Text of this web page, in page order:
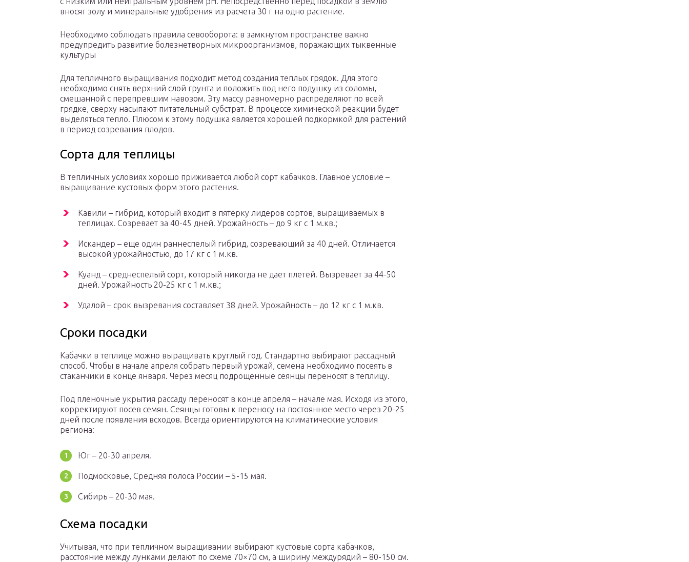
вносят золу и минеральные удобрения из расчета 30 г на одно растение.
Необходимо соблюдать правила севооборота: в замкнутом пространстве важно
предупредить развитие болезнетворных микроорганизмов, поражающих тыквенные
культуры
Для тепличного выращивания подходит метод создания теплых грядок. Для этого
необходимо снять верхний слой грунта и положить под него подушку из соломы,
смешанной с перепревшим навозом. Эту массу равномерно распределяют по всей
грядке, сверху насыпают питательный субстрат. В процессе химической реакции будет
выделяться тепло. Плюсом к этому подушка является хорошей подкормкой для растений
в период созревания плодов.
Сорта для теплицы
В тепличных условиях хорошо приживается любой сорт кабачков. Главное условие –
выращивание кустовых форм этого растения.
Кавили – гибрид, который входит в пятерку лидеров сортов, выращиваемых в
теплицах. Созревает за 40-45 дней. Урожайность – до 9 кг с 1 м.кв.;
Искандер – еще один раннеспелый гибрид, созревающий за 40 дней. Отличается
высокой урожайностью, до 17 кг с 1 м.кв.
Куанд – среднеспелый сорт, который никогда не дает плетей. Вызревает за 44-50
дней. Урожайность 20-25 кг с 1 м.кв.;
Удалой – срок вызревания составляет 38 дней. Урожайность – до 12 кг с 1 м.кв.
Сроки посадки
Кабачки в теплице можно выращивать круглый год. Стандартно выбирают рассадный
способ. Чтобы в начале апреля собрать первый урожай, семена необходимо посеять в
стаканчики в конце января. Через месяц подрощенные сеянцы переносят в теплицу.
Под пленочные укрытия рассаду переносят в конце апреля – начале мая. Исходя из этого,
корректируют посев семян. Сеянцы готовы к переносу на постоянное место через 20-25
дней после появления всходов. Всегда ориентируются на климатические условия
региона:
Юг – 20-30 апреля.
Подмосковье, Средняя полоса России – 5-15 мая.
Сибирь – 20-30 мая.
Схема посадки
Учитывая, что при тепличном выращивании выбирают кустовые сорта кабачков,
расстояние между лунками делают по схеме 70×70 см, а ширину междурядий – 80-150 см.